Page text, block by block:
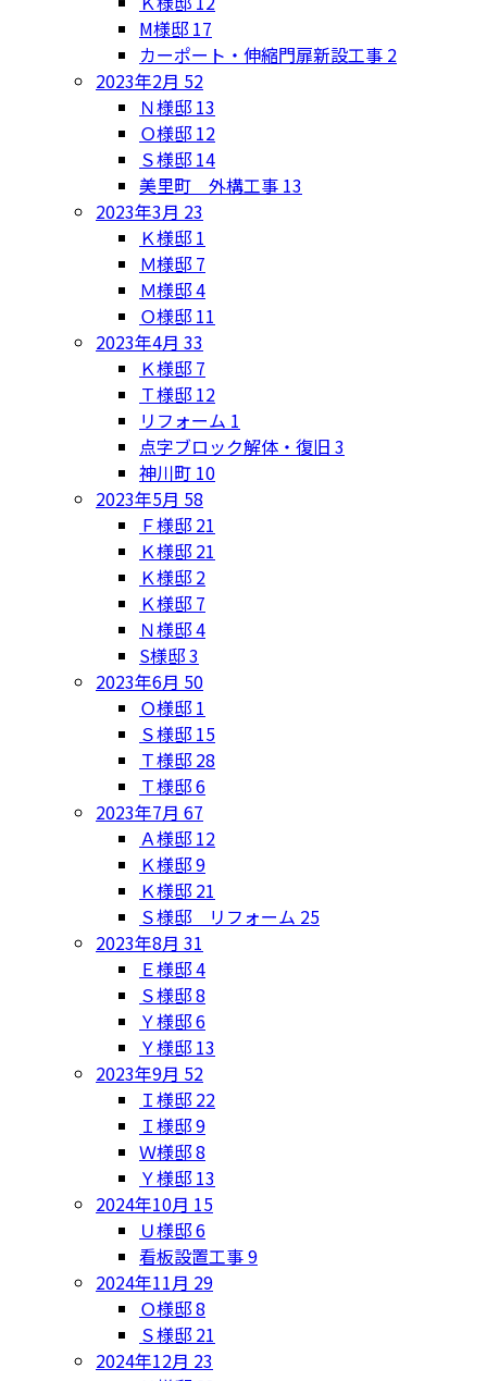
M様邸 17
カーポート・伸縮門扉新設工事 2
2023年2月 52
Ｎ様邸 13
Ｏ様邸 12
Ｓ様邸 14
美里町 外構工事 13
2023年3月 23
Ｋ様邸 1
Ｍ様邸 7
Ｍ様邸4
Ｏ様邸 11
2023年4月 33
Ｋ様邸 7
Ｔ様邸 12
リフォーム 1
点字ブロック解体・復旧 3
神川町 10
2023年5月 58
Ｆ様邸 21
Ｋ様邸 21
Ｋ様邸 2
Ｋ様邸 7
Ｎ様邸4
S様邸3
2023年6月 50
Ｏ様邸 1
Ｓ様邸 15
Ｔ様邸 28
Ｔ様邸6
2023年7月 67
Ａ様邸 12
Ｋ様邸9
Ｋ様邸 21
Ｓ様邸 リフォーム 25
2023年8月 31
Ｅ様邸4
Ｓ様邸8
Ｙ様邸6
Ｙ様邸 13
2023年9月 52
Ｉ様邸 22
Ｉ様邸9
Ｗ様邸8
Ｙ様邸 13
2024年10月 15
Ｕ様邸6
看板設置工事9
2024年11月 29
Ｏ様邸8
Ｓ様邸 21
2024年12月 23